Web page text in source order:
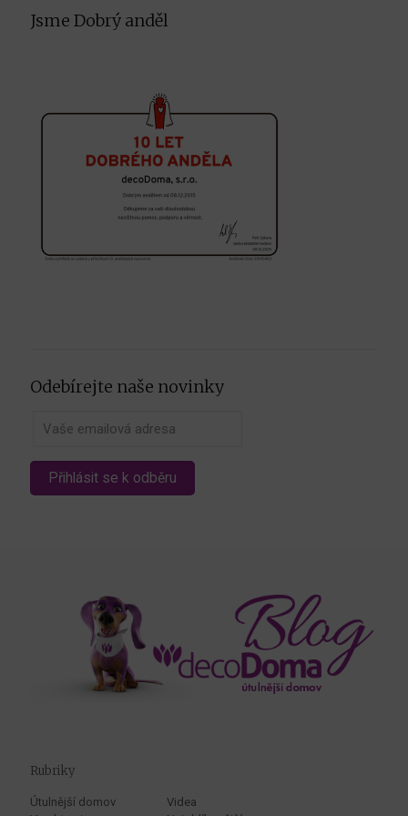
Jsme Dobrý anděl
Odebírejte naše novinky
Rubriky
Útulnější domov
Videa